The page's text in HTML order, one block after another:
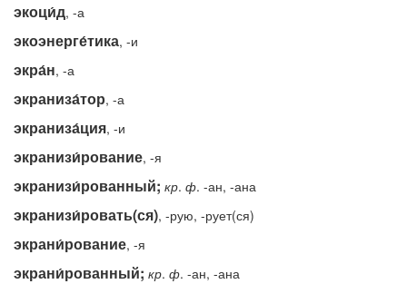
экоци́д, -а
экоэнерге́тика, -и
экра́н, -а
экраниза́тор, -а
экраниза́ция, -и
экранизи́рование, -я
экранизи́рованный; кр. ф. -ан, -ана
экранизи́ровать(ся), -рую, -рует(ся)
экрани́рование, -я
экрани́рованный; кр. ф. -ан, -ана